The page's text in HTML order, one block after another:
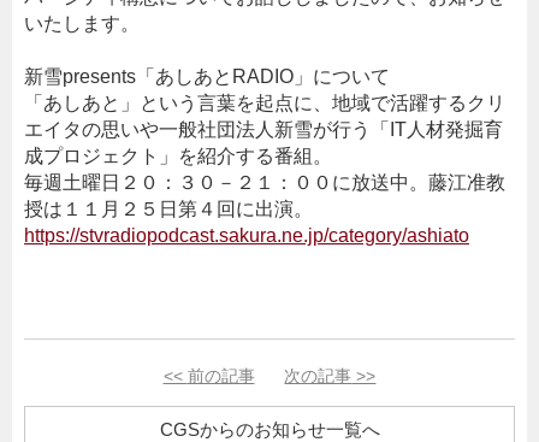
いたします。
新雪presents「あしあとRADIO」について
「あしあと」という言葉を起点に、地域で活躍するクリ
エイタの思いや一般社団法人新雪が行う「IT人材発掘育
成プロジェクト」を紹介する番組。
毎週土曜日２０：３０－２１：００に放送中。藤江准教
授は１１月２５日第４回に出演。
https://stvradiopodcast.sakura.ne.jp/category/ashiato
<< 前の記事 次の記事 >>
CGSからのお知らせ一覧へ